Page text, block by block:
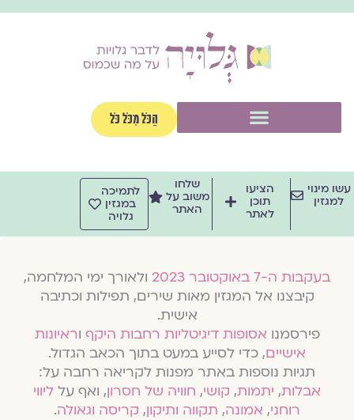
הַכֹּל מִכֹּל כֹּל
מינוי
למגזין
הציעו
תוכן
לאתר
שלחו
משוב על
האתר
לתמיכה
במגזין
גלויה
בעקבות ה-7 באוקטובר 2023
ולאורך ימי המלחמה,
קיבצנו אל המגזין מאות שירים, תפילות וכתיבה
אישית.
פירסמנואסופות דיגיטליות רחבות היקףוראיונות
אישיים, כדי לסייע במעט בתוך הכאב הגדול.
תגיות נוספות באתר מפנות לקריאה רחבה על:
אבלות,יתמות,קושי,חוויה של חסרון, ואף עלליווי
רוחני,אמונה,תקווה ותיקון,קריסה וגאולה.